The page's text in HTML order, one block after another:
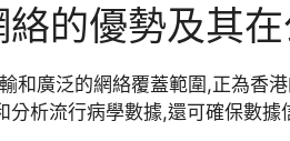
的優勢及其
和廣泛的網絡覆蓋範圍,正為香
分析流行病學數據,還可確保數據